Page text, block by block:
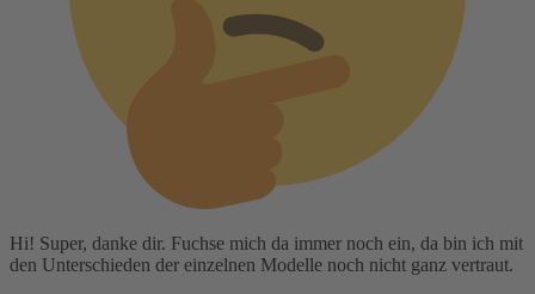
Hi! Super, danke dir. Fuchse mich da immer noch ein, da bin ich mit
den Unterschieden der einzelnen Modelle noch nicht ganz vertraut.